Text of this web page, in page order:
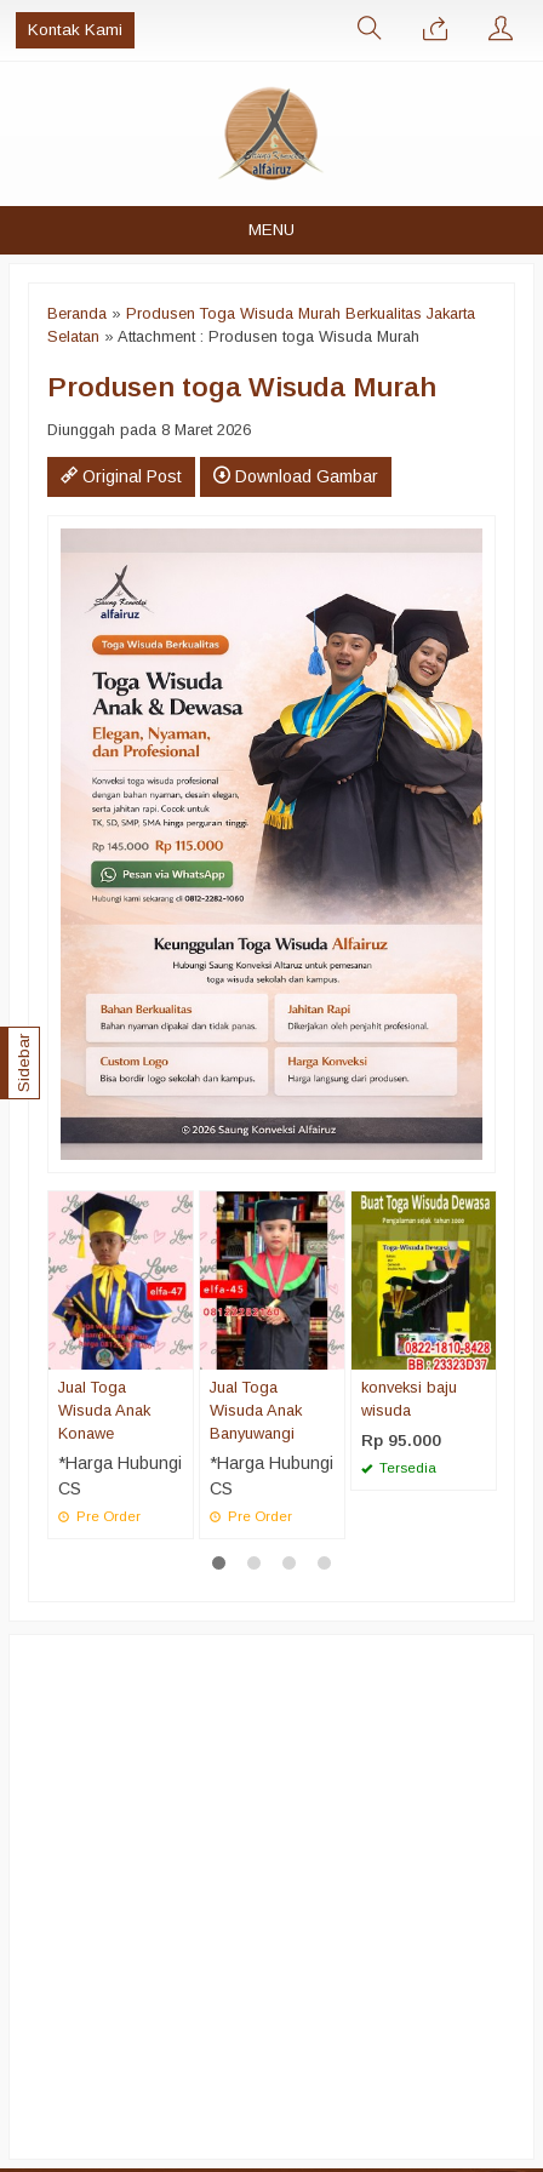
Kontak Kami
MENU
Beranda » Produsen Toga Wisuda Murah Berkualitas Jakarta
Selatan » Attachment : Produsen toga Wisuda Murah
Produsen toga Wisuda Murah
Diunggah pada 8 Maret 2026
Original Post Download Gambar
Jual Toga
Wisuda Anak
Konawe
*Harga Hubungi
CS
Pre Order
Jual Toga
Wisuda Anak
Banyuwangi
*Harga Hubungi
CS
Pre Order
konveksi baju
wisuda
Rp 95.000
Tersedia
Sidebar